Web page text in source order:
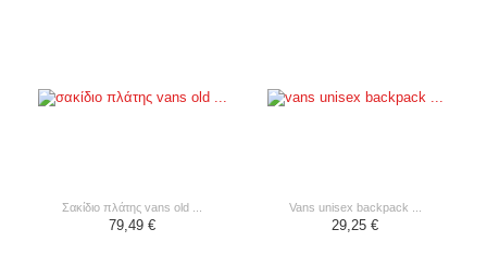
σακίδιο πλάτης vans old ...
79,49 €
vans unisex backpack ...
29,25 €